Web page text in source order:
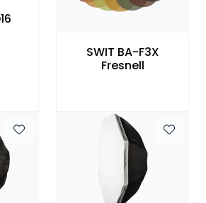
SWIT BA-F3X
Fresnell